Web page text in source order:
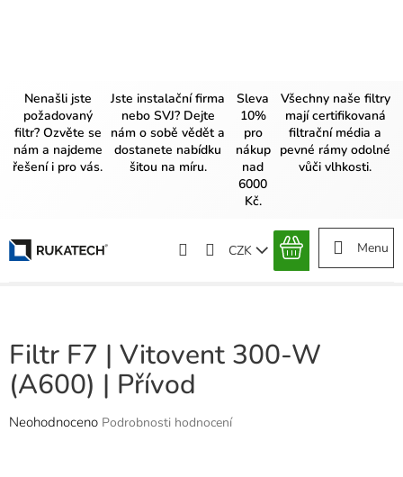
Nenašli jste
požadovaný
filtr? Ozvěte se
nám a najdeme
řešení i pro vás.
Jste instalační firma
nebo SVJ? Dejte
nám o sobě vědět a
dostanete nabídku
šitou na míru.
Sleva
10%
pro
nákup
nad
6000
Kč.
Všechny naše filtry
mají certifikovaná
filtrační média a
pevné rámy odolné
vůči vlhkosti.
CZK
NÁKUPNÍ
Filtr F7 | Vitovent 300-W
(A600) | Přívod
Průměrné
Neohodnoceno Podrobnosti hodnocení